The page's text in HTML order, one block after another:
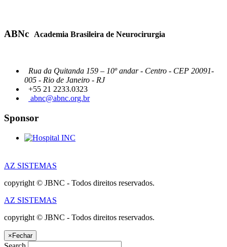
ABNc Academia Brasileira de Neurocirurgia
Rua da Quitanda 159 – 10º andar - Centro - CEP 20091-
005 - Rio de Janeiro - RJ
+55 21 2233.0323
abnc@abnc.org.br
Sponsor
AZ SISTEMAS
copyright © JBNC - Todos direitos reservados.
AZ SISTEMAS
copyright © JBNC - Todos direitos reservados.
×Fechar